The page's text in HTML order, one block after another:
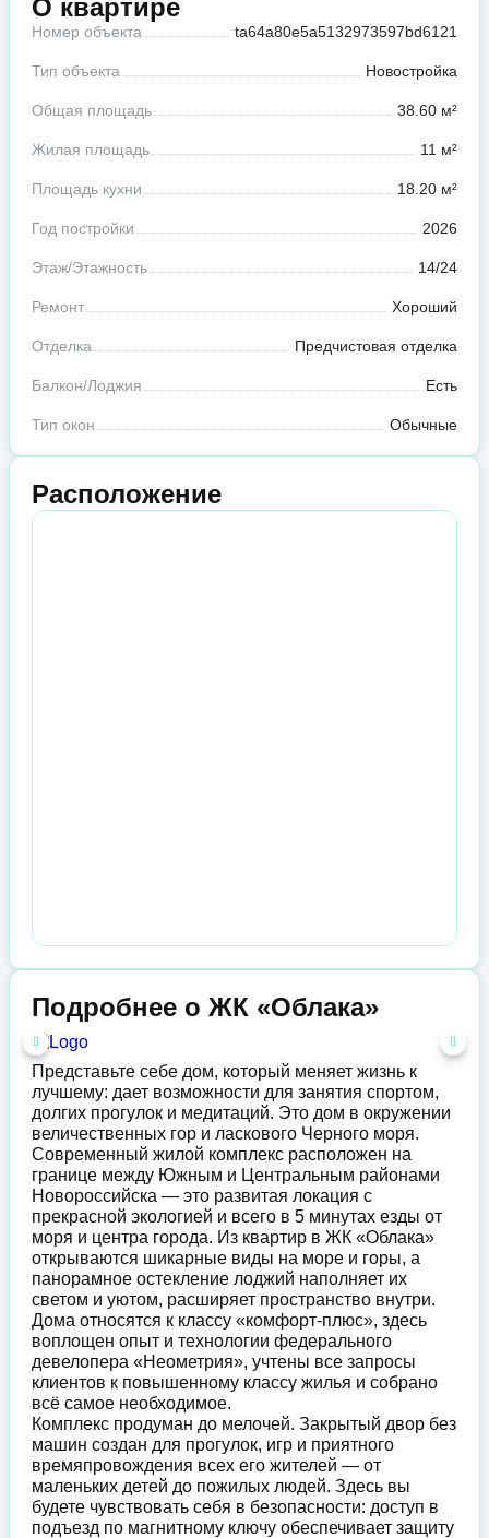
О квартире
Номер объекта ta64a80e5a5132973597bd6121
Тип объекта Новостройка
Общая площадь 38.60 м²
Жилая площадь 11 м²
Площадь кухни 18.20 м²
Год постройки 2026
Этаж/Этажность 14/24
Ремонт Хороший
Отделка Предчистовая отделка
Балкон/Лоджия Есть
Тип окон Обычные
Расположение
Подробнее о ЖК «Облака»
Представьте себе дом, который меняет жизнь к
лучшему: дает возможности для занятия спортом,
долгих прогулок и медитаций. Это дом в окружении
величественных гор и ласкового Черного моря.
Современный жилой комплекс расположен на
границе между Южным и Центральным районами
Новороссийска — это развитая локация с
прекрасной экологией и всего в 5 минутах езды от
моря и центра города. Из квартир в ЖК «Облака»
открываются шикарные виды на море и горы, а
панорамное остекление лоджий наполняет их
светом и уютом, расширяет пространство внутри.
Дома относятся к классу «комфорт-плюс», здесь
воплощен опыт и технологии федерального
девелопера «Неометрия», учтены все запросы
клиентов к повышенному классу жилья и собрано
всё самое необходимое.
Комплекс продуман до мелочей. Закрытый двор без
машин создан для прогулок, игр и приятного
времяпровождения всех его жителей — от
маленьких детей до пожилых людей. Здесь вы
будете чувствовать себя в безопасности: доступ в
подъезд по магнитному ключу обеспечивает защиту